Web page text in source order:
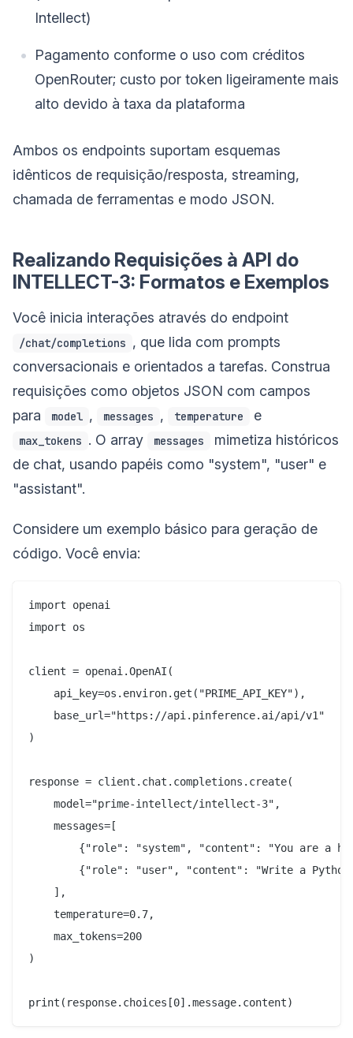
Intellect)
Pagamento conforme o uso com créditos
OpenRouter; custo por token ligeiramente mais
alto devido à taxa da plataforma
Ambos os endpoints suportam esquemas
idênticos de requisição/resposta, streaming,
chamada de ferramentas e modo JSON.
Realizando Requisições à API do
INTELLECT-3: Formatos e Exemplos
Você inicia interações através do endpoint
/chat/completions , que lida com prompts
conversacionais e orientados a tarefas. Construa
requisições como objetos JSON com campos
para
model , messages , temperature e
max_tokens . O array messages
mimetiza históricos
de chat, usando papéis como "system", "user" e
"assistant".
Considere um exemplo básico para geração de
código. Você envia:
import openai
import os
client = openai.OpenAI(
    api_key=os.environ.get("PRIME_API_KEY"),
    base_url="https://api.pinference.ai/api/v1"
)
response = client.chat.completions.create(
    model="prime-intellect/intellect-3",
    messages=[
{"role": "system", "content": "You are a
{"role": "user", "content": "Write a
    ],
    temperature=0.7,
    max_tokens=200
)